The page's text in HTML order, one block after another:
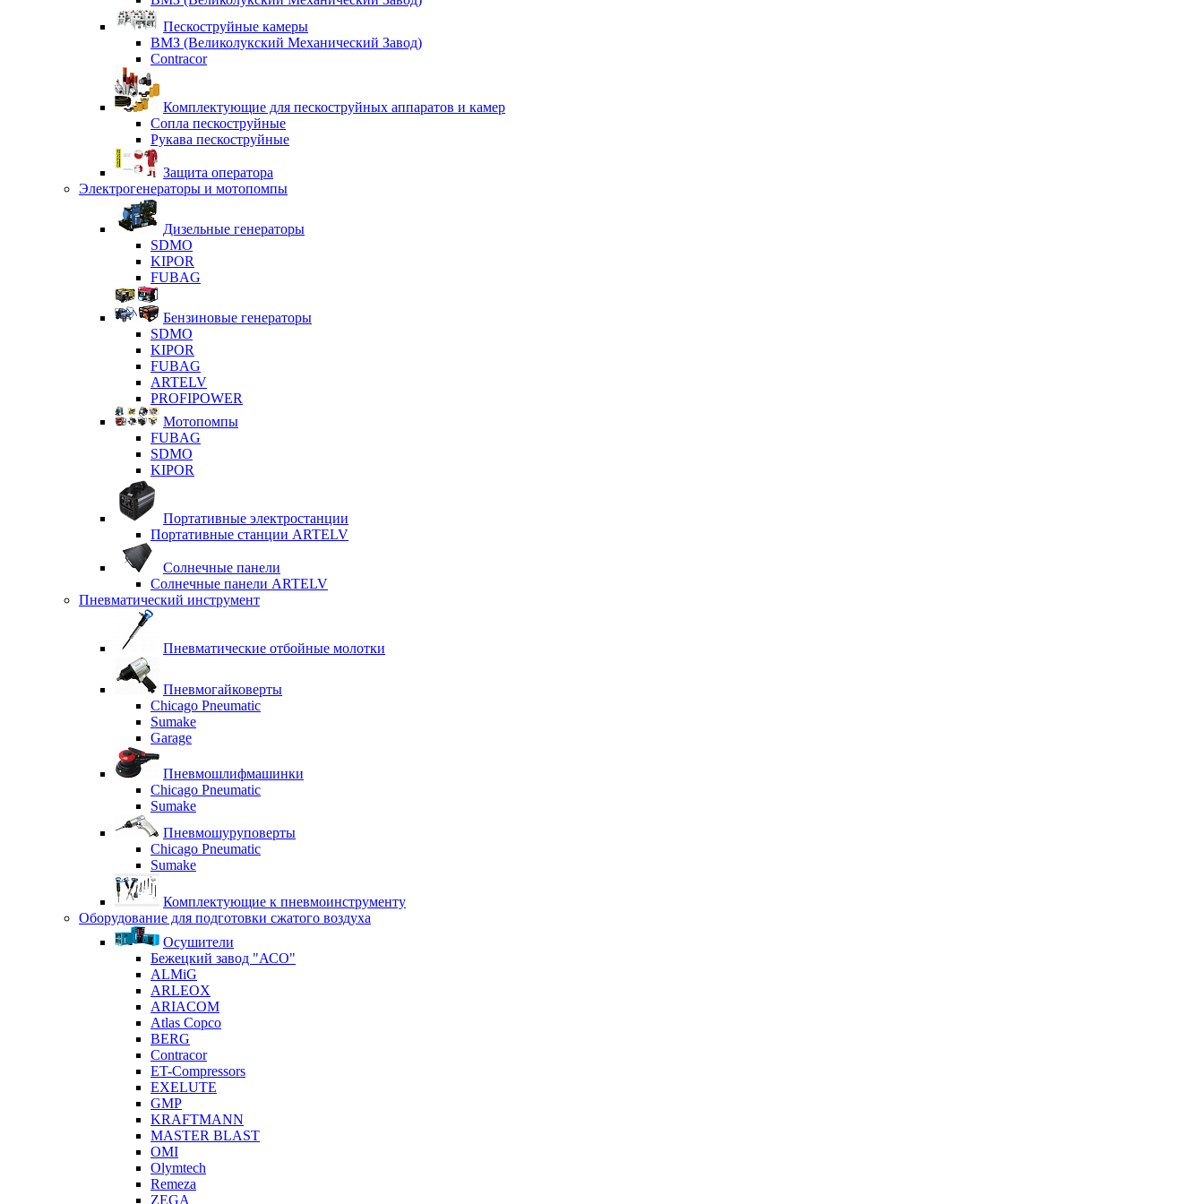
Пескоструйные камеры
ВМЗ (Великолукский Механический Завод)
Contracor
Комплектующие для пескоструйных аппаратов и камер
Сопла пескоструйные
Рукава пескоструйные
Защита оператора
Электрогенераторы и мотопомпы
Дизельные генераторы
SDMO
KIPOR
FUBAG
Бензиновые генераторы
SDMO
KIPOR
FUBAG
ARTELV
PROFIPOWER
Мотопомпы
FUBAG
SDMO
KIPOR
Портативные электростанции
Портативные станции ARTELV
Солнечные панели
Солнечные панели ARTELV
Пневматический инструмент
Пневматические отбойные молотки
Пневмогайковерты
Chicago Pneumatic
Sumake
Garage
Пневмошлифмашинки
Chicago Pneumatic
Sumake
Пневмошуруповерты
Chicago Pneumatic
Sumake
Комплектующие к пневмоинструменту
Оборудование для подготовки сжатого воздуха
Осушители
Бежецкий завод "АСО"
ALMiG
ARLEOX
ARIACOM
Atlas Copco
BERG
Contracor
ET-Compressors
EXELUTE
GMP
KRAFTMANN
MASTER BLAST
OMI
Olymtech
Remeza
ZEGA